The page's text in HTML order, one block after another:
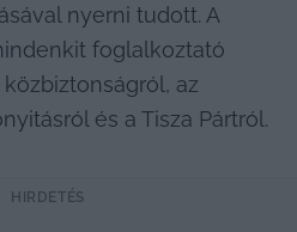
nyerni tudott. A
foglalkoztató
az
és a Tisza Pártról.
HIRDETÉS